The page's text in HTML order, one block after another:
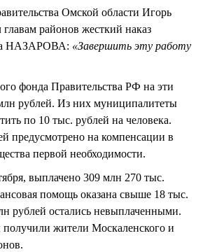
Омской области Игорь
районов жесткий наказ
НАЗАРОВА: «Завершить эту работу
фонда Правительства РФ на эти
рублей. Из них муниципалитеты
по 10 тыс. рублей на человека.
предусмотрено на компенсации в
первой необходимости.
выплачено 309 млн 270 тыс.
помощь оказана свыше 18 тыс.
рублей остались невыплаченными.
жители Москаленского и